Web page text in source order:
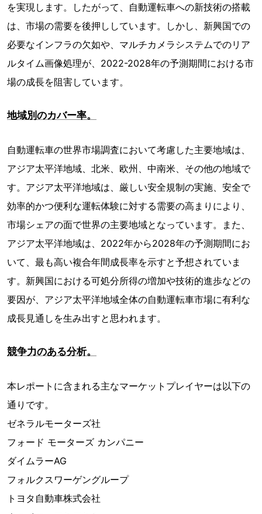
を実現します。したがって、自動運転車への新技術の搭載
は、市場の需要を後押ししています。しかし、新興国での
必要なインフラの欠如や、マルチカメラシステムでのリア
ルタイム画像処理が、2022-2028年の予測期間における市
場の成長を阻害しています。
地域別のカバー率。
自動運転車の世界市場調査において考慮した主要地域は、
アジア太平洋地域、北米、欧州、中南米、その他の地域で
す。アジア太平洋地域は、厳しい安全規制の実施、安全で
効率的かつ便利な運転体験に対する需要の高まりにより、
市場シェアの面で世界の主要地域となっています。また、
アジア太平洋地域は、2022年から2028年の予測期間にお
いて、最も高い複合年間成長率を示すと予想されていま
す。新興国における可処分所得の増加や技術的進歩などの
要因が、アジア太平洋地域全体の自動運転車市場に有利な
成長見通しを生み出すと思われます。
競争力のある分析。
本レポートに含まれる主なマーケットプレイヤーは以下の
通りです。
ゼネラルモーターズ社
フォード モーターズ カンパニー
ダイムラーAG
フォルクスワーゲングループ
トヨタ自動車株式会社